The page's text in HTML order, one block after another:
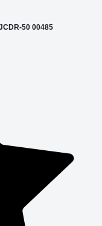
50 00485